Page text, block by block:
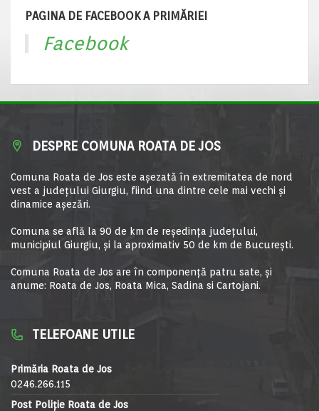
PAGINA DE FACEBOOK A PRIMĂRIEI
Facebook
DESPRE COMUNA ROATA DE JOS
Comuna Roata de Jos este aşezată în extremitatea de nord
vest a judeţului Giurgiu, fiind una dintre cele mai vechi şi
dinamice aşezări.
Comuna se află la 90 de km de reşedinţa judeţului,
municipiul Giurgiu, şi la aproximativ 50 de km de Bucureşti.
Comuna Roata de Jos are în componență patru sate, și
anume: Roata de Jos, Roata Mica, Sadina si Cartojani.
TELEFOANE UTILE
Primăria Roata de Jos
0246.266.115
Post Poliție Roata de Jos